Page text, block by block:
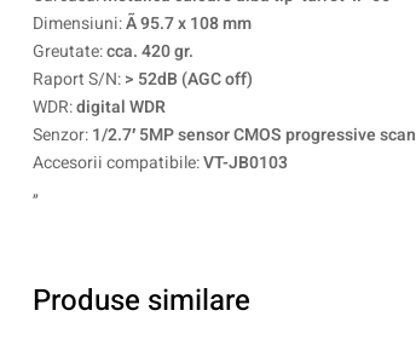
Dimensiuni:Ã 95.7 x 108 mm
Greutate:cca. 420 gr.
Raport S/N:> 52dB (AGC off)
WDR:digital WDR
Senzor:1/2.7′ 5MP sensor CMOS progressive scan
Accesorii compatibile:VT-JB0103
„
Produse similare